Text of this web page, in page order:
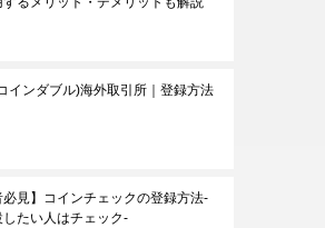
インダブル)海外取引所｜登録方法
必見】コインチェックの登録方法-
したい人はチェック-